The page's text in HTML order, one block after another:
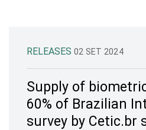
RELEASES 02 SET 2024
Supply of
60% of Brazilian
survey by Cetic.br